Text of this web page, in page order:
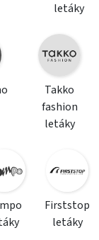
letáky
Takko
fashion
letáky
Firststop
letáky